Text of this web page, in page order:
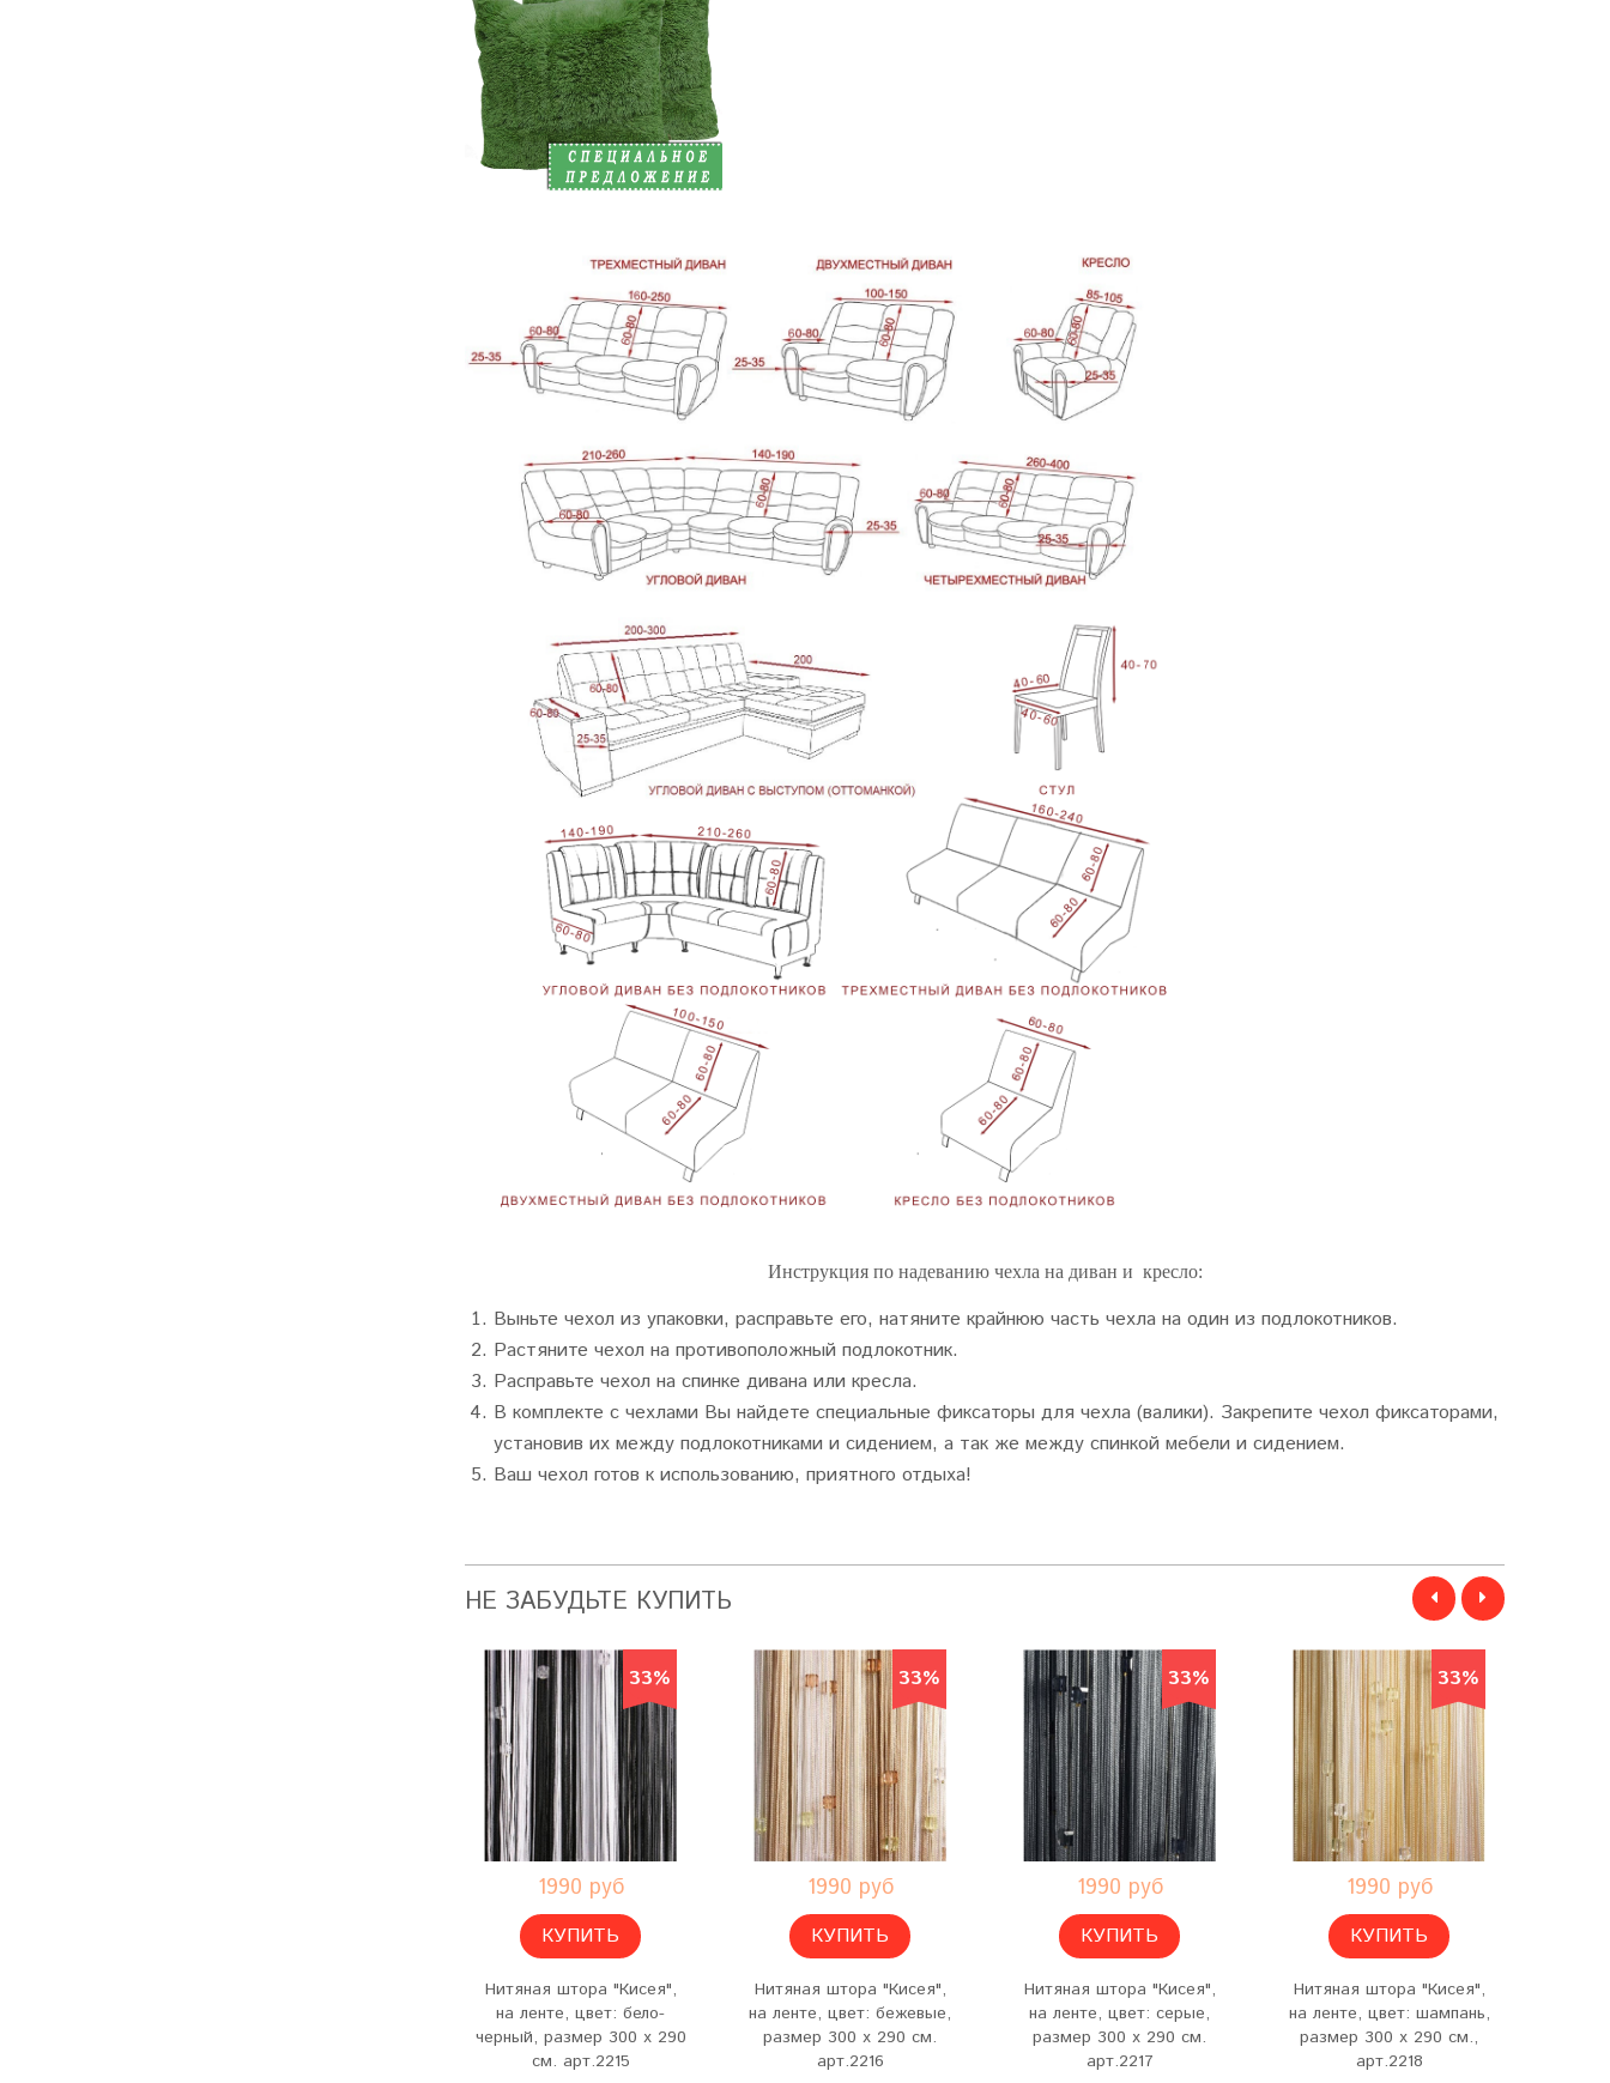
Инструкция по надеванию чехла на диван и кресло:
Выньте чехол из упаковки, расправьте его, натяните крайнюю часть чехла на один из подлокотников.
Растяните чехол на противоположный подлокотник.
Расправьте чехол на спинке дивана или кресла.
В комплекте с чехлами Вы найдете специальные фиксаторы для чехла (валики). Закрепите чехол фиксаторами,
установив их между подлокотниками и сидением, а так же между спинкой мебели и сидением.
Ваш чехол готов к использованию, приятного отдыха!
НЕ ЗАБУДЬТЕ КУПИТЬ
33%
1990 руб
КУПИТЬ
Нитяная штора "Кисея",
на ленте, цвет: бело-
черный, размер 300 х 290
см. арт.2215
33%
1990 руб
КУПИТЬ
Нитяная штора "Кисея",
на ленте, цвет: бежевые,
размер 300 х 290 см.
арт.2216
33%
1990 руб
КУПИТЬ
Нитяная штора "Кисея",
на ленте, цвет: серые,
размер 300 х 290 см.
арт.2217
33%
1990 руб
КУПИТЬ
Нитяная штора "Кисея",
на ленте, цвет: шампань,
размер 300 х 290 см.,
арт.2218